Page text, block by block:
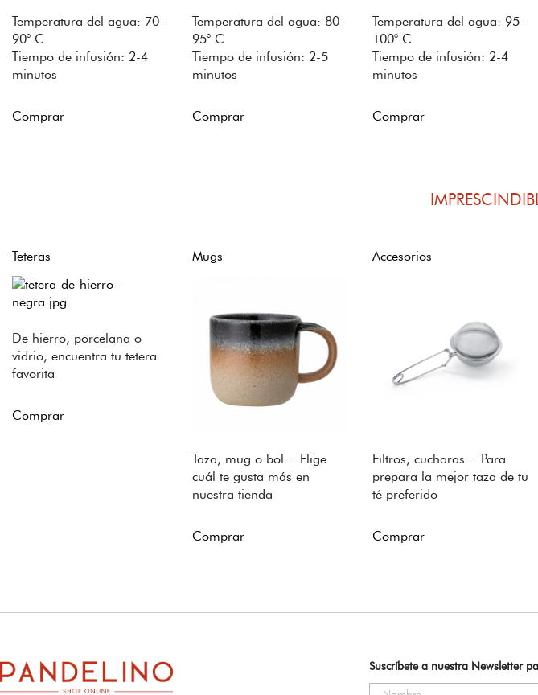
Temperatura del agua: 70-
90° C
Tiempo de infusión: 2-4
minutos
Comprar
Temperatura del agua: 80-
95° C
Tiempo de infusión: 2-5
minutos
Comprar
Temperatura del agua: 95-
100° C
Tiempo de infusión: 2-4
minutos
Comprar
Teteras
De hierro, porcelana o
vidrio, encuentra tu tetera
favorita
Comprar
Mugs
Taza, mug o bol... Elige
cuál te gusta más en
nuestra tienda
Comprar
Accesorios
Filtros, cucharas... Para
prepara la mejor taza de tu
té preferido
Comprar
Suscríbete a nuestra Newsletter